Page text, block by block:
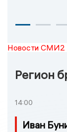
Новости СМИ2
Регион
14:00
Иван